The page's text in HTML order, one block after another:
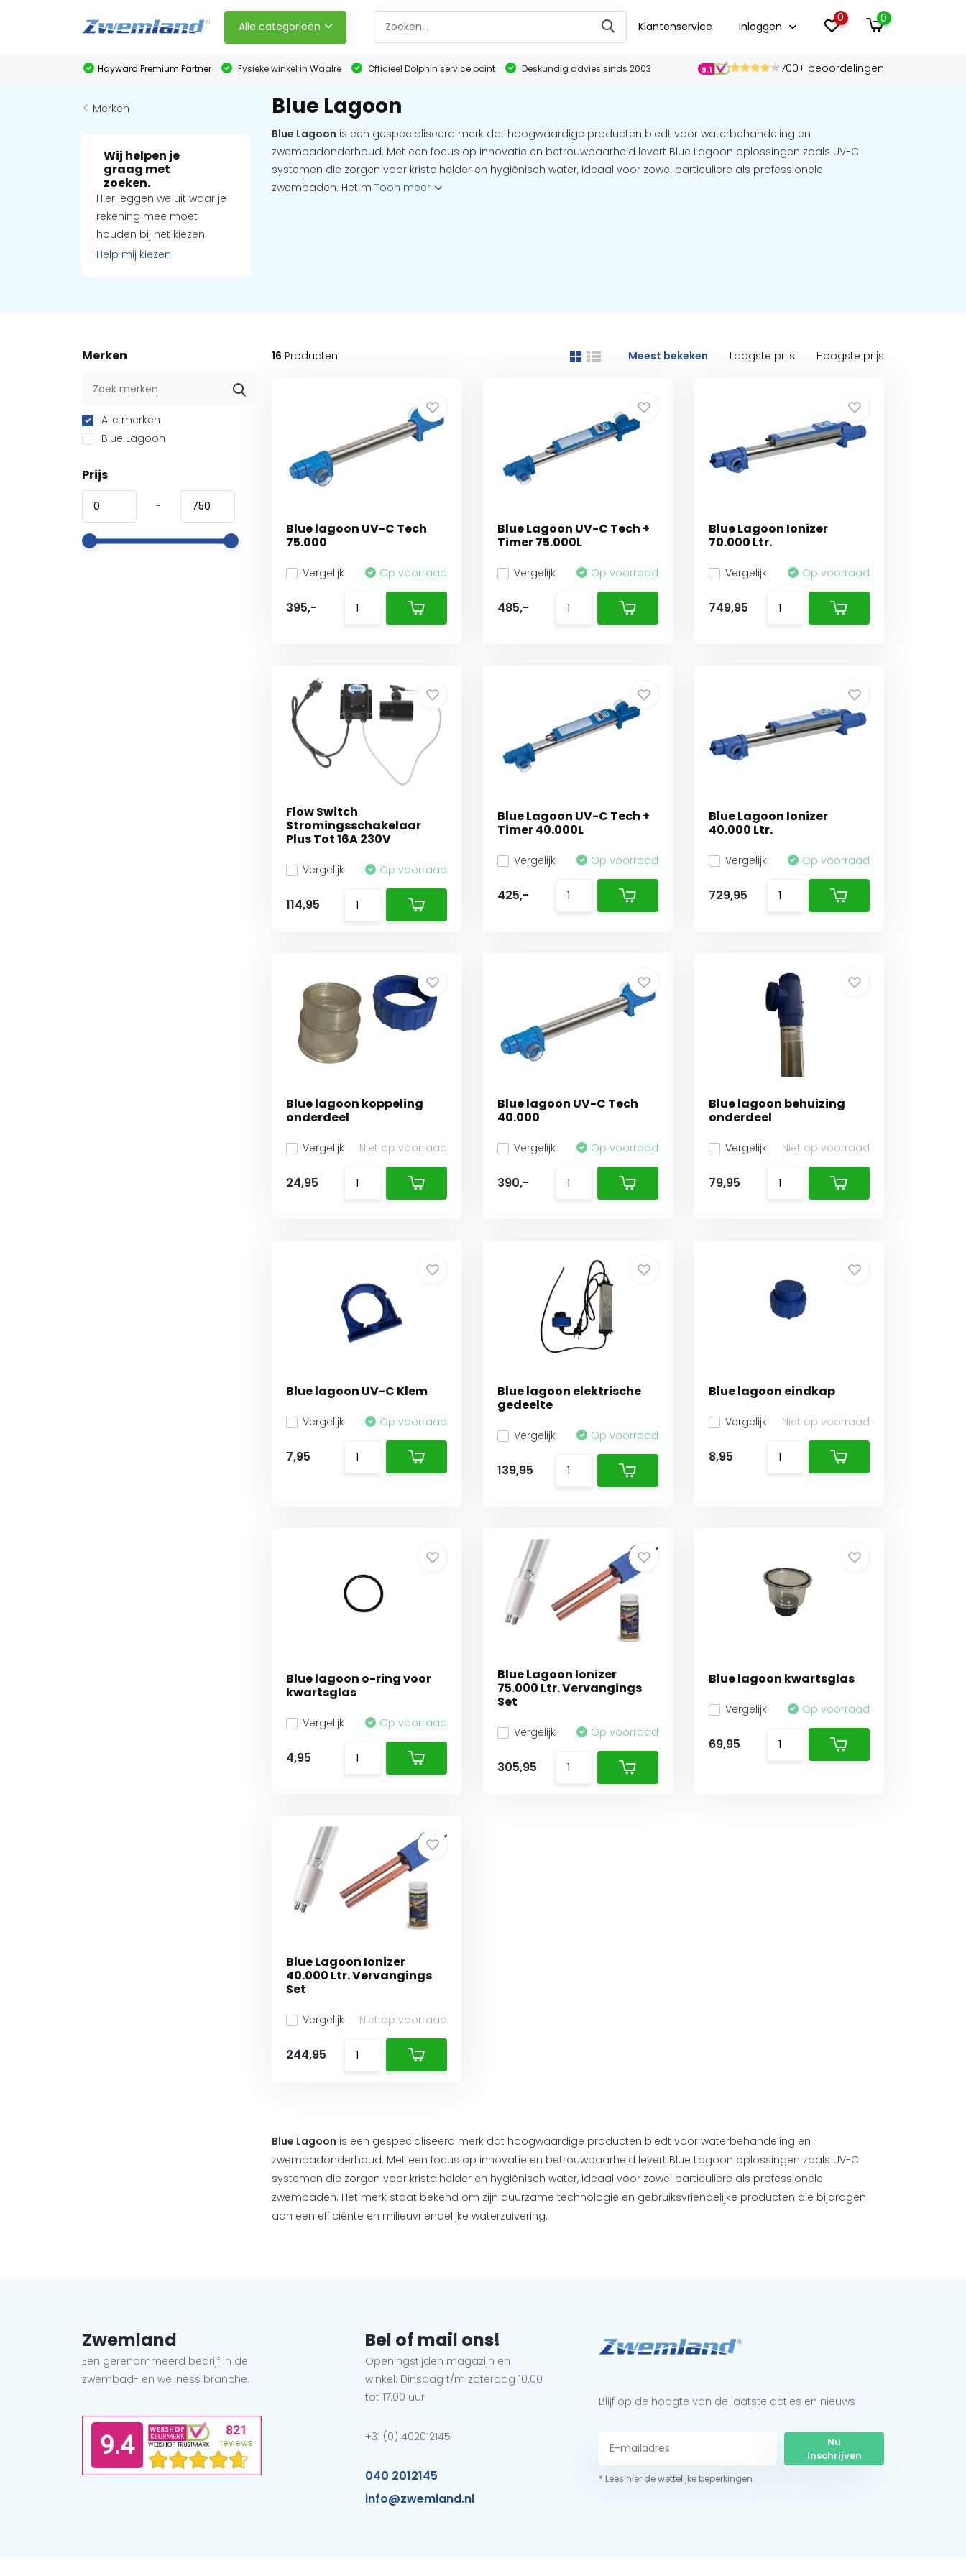
Alle categorieën Klantenservice Inloggen
0 0
Hayward Premium Partner Fysieke winkel in Waalre Officieel Dolphin service point Deskundig advies sinds 2003 9.1 700+ beoordelingen
Merken
Wij helpen je
graag met
zoeken.
Hier leggen we uit waar je
rekening mee moet
houden bij het kiezen.
Help mij kiezen
Blue Lagoon
Blue Lagoon is een gespecialiseerd merk dat hoogwaardige producten biedt voor waterbehandeling en
zwembadonderhoud. Met een focus op innovatie en betrouwbaarheid levert Blue Lagoon oplossingen zoals UV-C
systemen die zorgen voor kristalhelder en hygiënisch water, ideaal voor zowel particuliere als professionele
zwembaden. Het mToon meer
Merken
Alle merken
Blue Lagoon
Prijs
-
16 Producten Meest bekeken Laagste prijs Hoogste prijs
Blue lagoon UV-C Tech
75.000
Vergelijk Op voorraad
395,-
Blue Lagoon UV-C Tech +
Timer 75.000L
Vergelijk Op voorraad
485,-
Blue Lagoon Ionizer
70.000 Ltr.
Vergelijk Op voorraad
749,95
Flow Switch
Stromingsschakelaar
Plus Tot 16A 230V
Vergelijk Op voorraad
114,95
Blue Lagoon UV-C Tech +
Timer 40.000L
Vergelijk Op voorraad
425,-
Blue Lagoon Ionizer
40.000 Ltr.
Vergelijk Op voorraad
729,95
Blue lagoon koppeling
onderdeel
Vergelijk Niet op voorraad
24,95
Blue lagoon UV-C Tech
40.000
Vergelijk Op voorraad
390,-
Blue lagoon behuizing
onderdeel
Vergelijk Niet op voorraad
79,95
Blue lagoon UV-C Klem
Vergelijk Op voorraad
7,95
Blue lagoon elektrische
gedeelte
Vergelijk Op voorraad
139,95
Blue lagoon eindkap
Vergelijk Niet op voorraad
8,95
Blue lagoon o-ring voor
kwartsglas
Vergelijk Op voorraad
4,95
Blue Lagoon Ionizer
75.000 Ltr. Vervangings
Set
Vergelijk Op voorraad
305,95
Blue lagoon kwartsglas
Vergelijk Op voorraad
69,95
Blue Lagoon Ionizer
40.000 Ltr. Vervangings
Set
Vergelijk Niet op voorraad
244,95
Blue Lagoon is een gespecialiseerd merk dat hoogwaardige producten biedt voor waterbehandeling en
zwembadonderhoud. Met een focus op innovatie en betrouwbaarheid levert Blue Lagoon oplossingen zoals UV-C
systemen die zorgen voor kristalhelder en hygiënisch water, ideaal voor zowel particuliere als professionele
zwembaden. Het merk staat bekend om zijn duurzame technologie en gebruiksvriendelijke producten die bijdragen
aan een efficiënte en milieuvriendelijke waterzuivering.
Zwemland
Een gerenommeerd bedrijf in de
zwembad- en wellness branche.
Bel of mail ons!
Openingstijden magazijn en
winkel: Dinsdag t/m zaterdag 10.00
tot 17.00 uur
+31 (0) 402012145
040 2012145
info@zwemland.nl
Blijf op de hoogte van de laatste acties en nieuws
Nu
inschrijven
* Lees hier de wettelijke beperkingen